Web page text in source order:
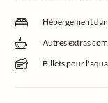
Hébergement
Autres extras
Billets pour